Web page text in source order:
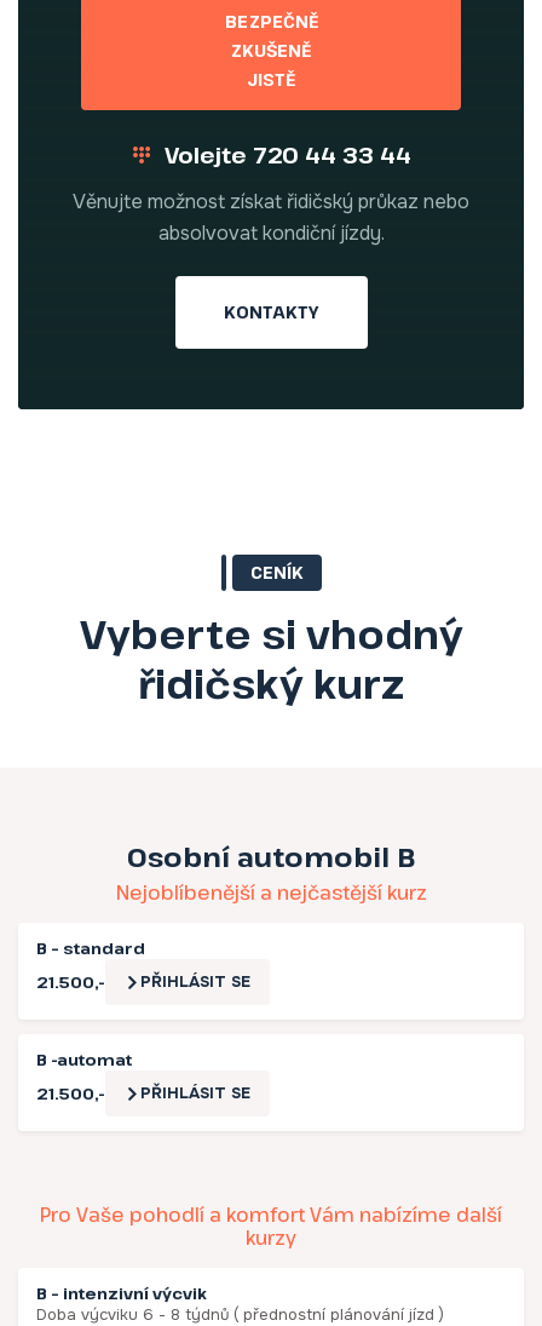
BEZPEČNĚ
ZKUŠENĚ
JISTĚ
Volejte 720 44 33 44
Věnujte možnost získat řidičský průkaz nebo
absolvovat kondiční jízdy.
KONTAKTY
CENÍK
Vyberte si vhodný
řidičský kurz
Osobní automobil B
Nejoblíbenější a nejčastější kurz
B – standard
21.500,-
PŘIHLÁSIT SE
B -automat
21.500,-
PŘIHLÁSIT SE
Pro Vaše pohodlí a komfort Vám nabízíme další
kurzy
B – intenzivní výcvik
Doba výcviku 6 - 8 týdnů ( přednostní plánování jízd )